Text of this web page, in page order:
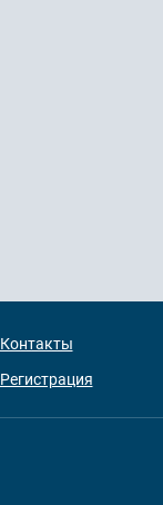
Контакты
Регистрация